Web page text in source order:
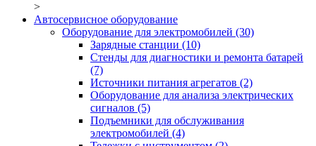
>
Автосервисное оборудование
Оборудование для электромобилей (30)
Зарядные станции (10)
Стенды для диагностики и ремонта батарей
(7)
Источники питания агрегатов (2)
Оборудование для анализа электрических
сигналов (5)
Подъемники для обслуживания
электромобилей (4)